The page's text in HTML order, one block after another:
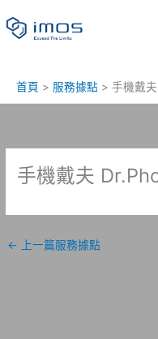
至
首頁 服務據點 手機戴
手機戴夫
← 上一篇服務據點